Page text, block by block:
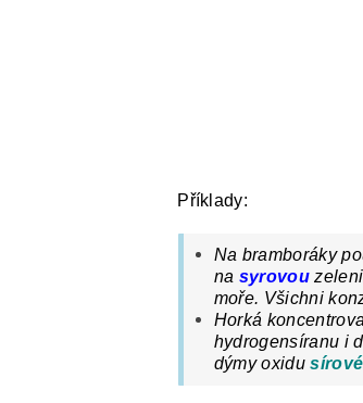
Příklady:
Na bramboráky
na syrovou
moře. Všichni
Horká
hydrogensíranu i
dýmy oxidu